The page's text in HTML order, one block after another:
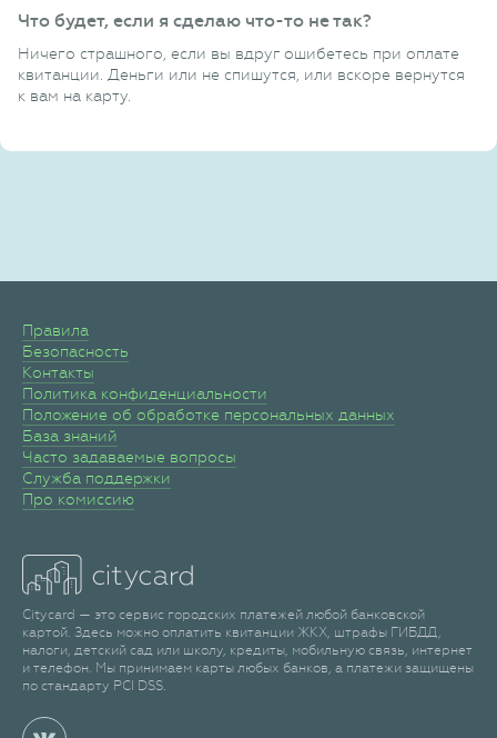
Что будет, если я сделаю что-то не так?
Ничего страшного, если вы вдруг ошибетесь при оплате
квитанции. Деньги или не спишутся, или вскоре вернутся
к вам на карту.
Правила
Безопасность
Контакты
Политика конфиденциальности
Положение об обработке персональных данных
База знаний
Часто задаваемые вопросы
Служба поддержки
Про комиссию
Citycard — это сервис городских платежей любой банковской
картой. Здесь можно оплатить квитанции ЖКХ, штрафы ГИБДД,
налоги, детский сад или школу, кредиты, мобильную связь, интернет
и телефон. Мы принимаем карты любых банков, а платежи защищены
по стандарту PCI DSS.